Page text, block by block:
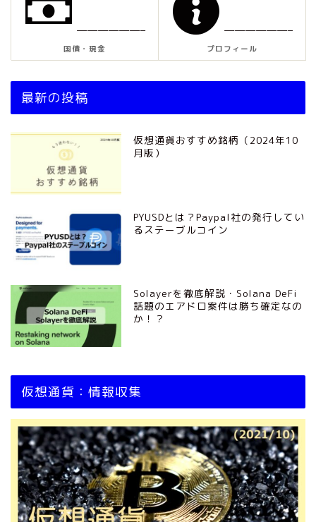
——————–
国債・現金
——————–
プロフィール
最新の投稿
仮想通貨おすすめ銘柄（2024年10
月版）
PYUSDとは？Paypal社の発行してい
るステーブルコイン
Solayerを徹底解説・Solana DeFi
話題のエアドロ案件は勝ち確定なの
か！？
仮想通貨：情報収集